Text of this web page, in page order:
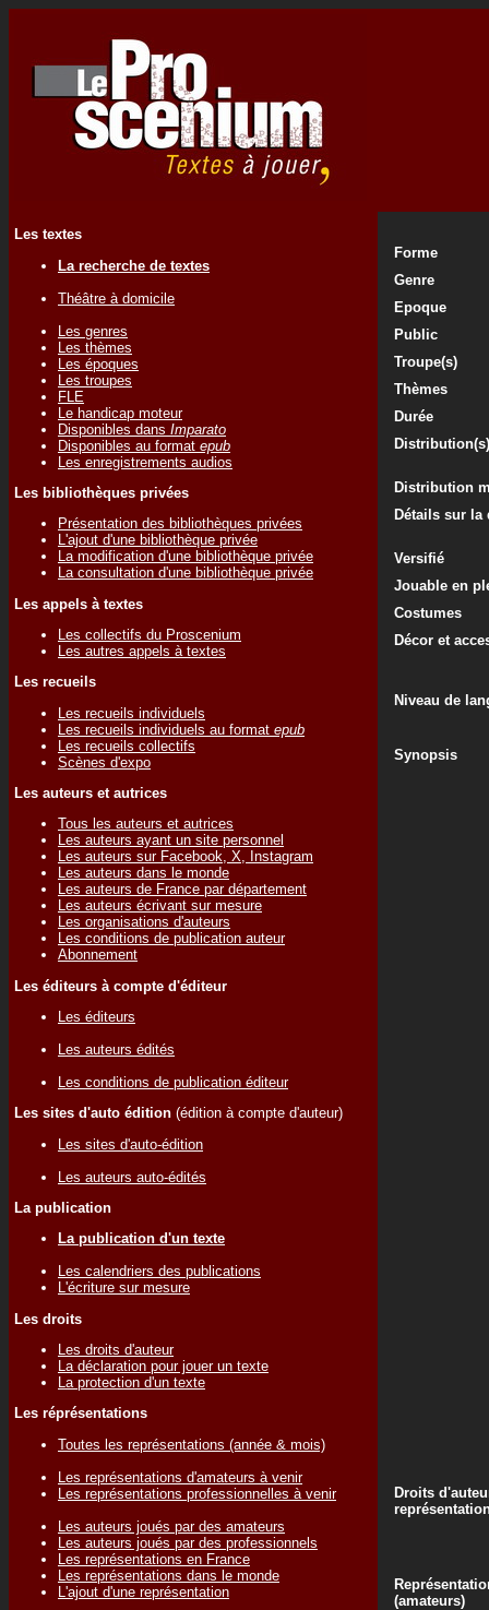
Les textes
La recherche de textes
Théâtre à domicile
Les genres
Les thèmes
Les époques
Les troupes
FLE
Le handicap moteur
Disponibles dans Imparato
Disponibles au format epub
Les enregistrements audios
Les bibliothèques privées
Présentation des bibliothèques privées
L'ajout d'une bibliothèque privée
La modification d'une bibliothèque privée
La consultation d'une bibliothèque privée
Les appels à textes
Les collectifs du Proscenium
Les autres appels à textes
Les recueils
Les recueils individuels
Les recueils individuels au format epub
Les recueils collectifs
Scènes d'expo
Les auteurs et autrices
Tous les auteurs et autrices
Les auteurs ayant un site personnel
Les auteurs sur Facebook, X, Instagram
Les auteurs dans le monde
Les auteurs de France par département
Les auteurs écrivant sur mesure
Les organisations d'auteurs
Les conditions de publication auteur
Abonnement
Les éditeurs à compte d'éditeur
Les éditeurs
Les auteurs édités
Les conditions de publication éditeur
Les sites d'auto édition (édition à compte d'auteur)
Les sites d'auto-édition
Les auteurs auto-édités
La publication
La publication d'un texte
Les calendriers des publications
L'écriture sur mesure
Les droits
Les droits d'auteur
La déclaration pour jouer un texte
La protection d'un texte
Les réprésentations
Toutes les représentations (année & mois)
Les représentations d'amateurs à venir
Les représentations professionnelles à venir
Les auteurs joués par des amateurs
Les auteurs joués par des professionnels
Les représentations en France
Les représentations dans le monde
L'ajout d'une représentation
Forme
Genre
Epoque
Public
Troupe(s)
Thèmes
Durée
Distribution(s)
Distribution
Détails sur
Versifié
Jouable en
Costumes
Décor et
Niveau de
Synopsis
Droits
(amateurs)